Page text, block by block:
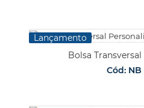
Lançamento
Bolsa
Cód: NB